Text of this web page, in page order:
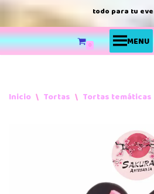
todo para tu
0 MENU
Inicio \ Tortas \ Tortas temáticas